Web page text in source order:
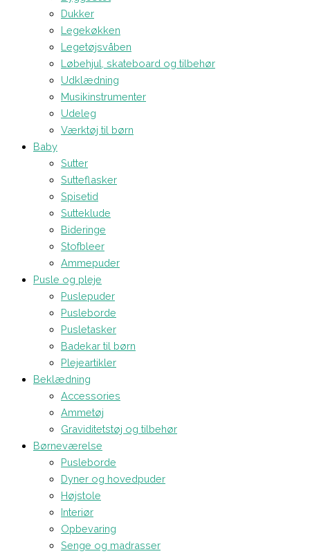
Dukker
Legekøkken
Legetøjsvåben
Løbehjul, skateboard og tilbehør
Udklædning
Musikinstrumenter
Udeleg
Værktøj til børn
Baby
Sutter
Sutteflasker
Spisetid
Sutteklude
Bideringe
Stofbleer
Ammepuder
Pusle og pleje
Puslepuder
Pusleborde
Pusletasker
Badekar til børn
Plejeartikler
Beklædning
Accessories
Ammetøj
Graviditetstøj og tilbehør
Børneværelse
Pusleborde
Dyner og hovedpuder
Højstole
Interiør
Opbevaring
Senge og madrasser